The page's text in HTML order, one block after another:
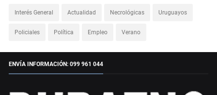
Interés General Actualidad Necrológicas Uruguayos
Policiales Política Empleo Verano
ENVÍA INFORMACIÓN: 099 961 044